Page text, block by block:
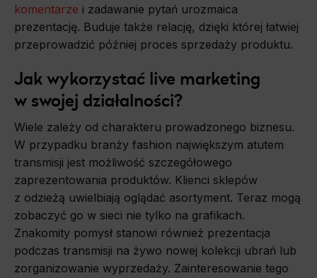
komentarze i zadawanie pytań urozmaica
prezentację. Buduje także relację, dzięki której łatwiej
przeprowadzić później proces sprzedaży produktu.
Jak wykorzystać live marketing
w swojej działalności?
Wiele zależy od charakteru prowadzonego biznesu.
W przypadku branży fashion największym atutem
transmisji jest możliwość szczegółowego
zaprezentowania produktów. Klienci sklepów
z odzieżą uwielbiają oglądać asortyment. Teraz mogą
zobaczyć go w sieci nie tylko na grafikach.
Znakomity pomysł stanowi również prezentacja
podczas transmisji na żywo nowej kolekcji ubrań lub
zorganizowanie wyprzedaży. Zainteresowanie tego